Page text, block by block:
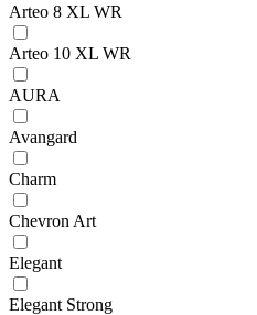
Arteo 8 XL WR
Arteo 10 XL WR
AURA
Avangard
Charm
Chevron Art
Elegant
Elegant Strong